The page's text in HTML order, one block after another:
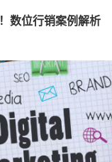
数位行销案例解析